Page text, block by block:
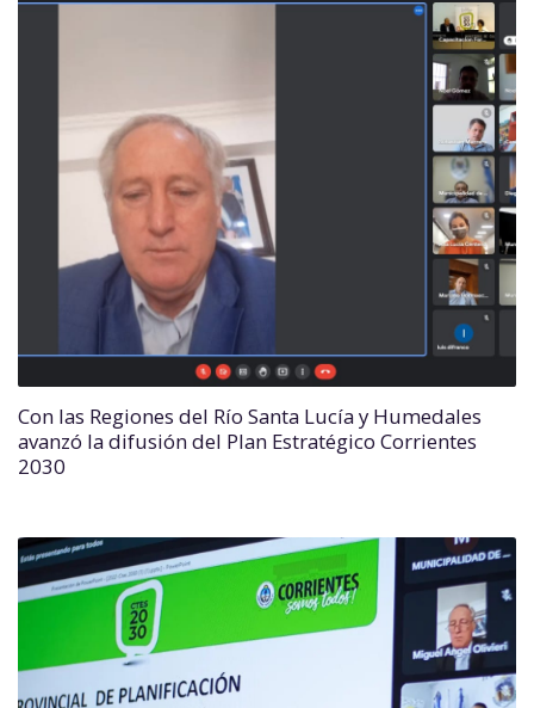
Con las Regiones del Río Santa Lucía y Humedales
avanzó la difusión del Plan Estratégico Corrientes
2030